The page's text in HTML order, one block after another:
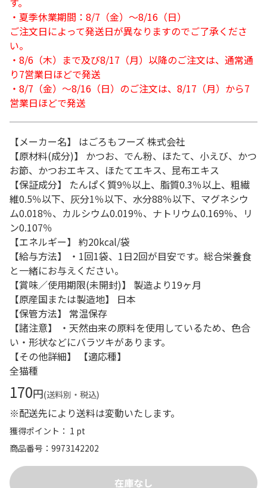
・夏季休業期間：8/7（金）～8/16（日）
ご注文日によって発送日が異なりますのでご了承くださ
い。
・8/6（木）まで及び8/17（月）以降のご注文は、通常通
り7営業日ほどで発送
・8/7（金）～8/16（日）のご注文は、8/17（月）から7
営業日ほどで発送
【メーカー名】 はごろもフーズ 株式会社
【原材料(成分)】 かつお、でん粉、ほたて、小えび、かつ
お節、かつおエキス、ほたてエキス、昆布エキス
【保証成分】 たんぱく質9％以上、脂質0.3％以上、粗繊
維0.5％以下、灰分1％以下、水分88％以下、マグネシウ
ム0.018％、カルシウム0.019％、ナトリウム0.169％、リ
ン0.107％
【エネルギー】 約20kcal/袋
【給与方法】 ・1回1袋、1日2回が目安です。総合栄養食
と一緒にお与えください。
【賞味／使用期限(未開封)】 製造より19ヶ月
【原産国または製造地】 日本
【保管方法】 常温保存
【諸注意】 ・天然由来の原料を使用しているため、色合
い・形状などにバラツキがあります。
【その他詳細】 【適応種】
全猫種
170円(送料別・税込)
※配送先により送料は変動いたします。
獲得ポイント： 1 pt
商品番号
9973142202